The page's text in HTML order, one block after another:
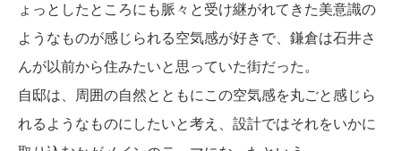
ょっとしたところにも脈々と受け継がれてきた美意識の
ようなものが感じられる空気感が好きで、鎌倉は石井さ
んが以前から住みたいと思っていた街だった。
自邸は、周囲の自然とともにこの空気感を丸ごと感じら
れるようなものにしたいと考え、設計ではそれをいかに